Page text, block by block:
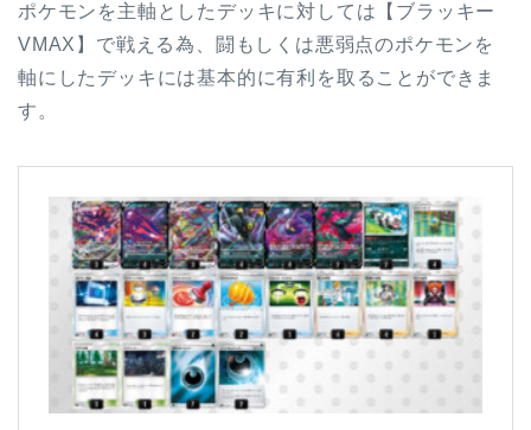
ポケモンを主軸としたデッキに対しては【ブラッキー
VMAX】で戦える為、闘もしくは悪弱点のポケモンを
軸にしたデッキには基本的に有利を取ることができま
す。